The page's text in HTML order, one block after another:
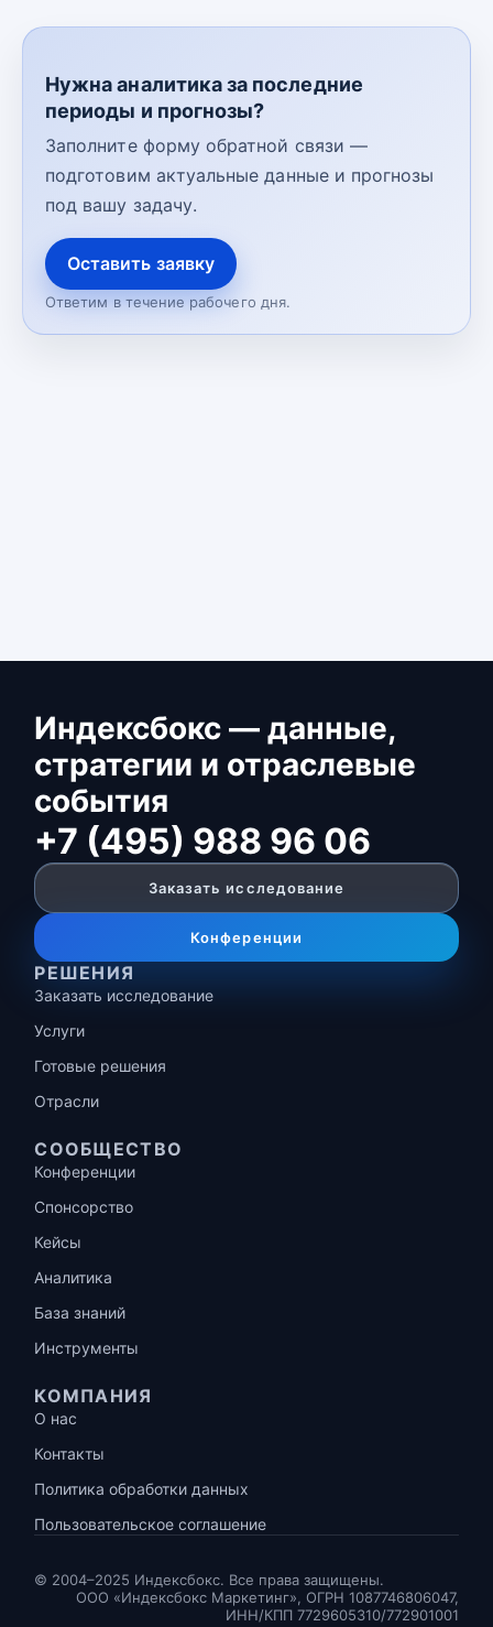
Нужна аналитика за последние
периоды и прогнозы?
Заполните форму обратной связи —
подготовим актуальные данные и прогнозы
под вашу задачу.
Оставить заявку
Ответим в течение рабочего дня.
Индексбокс — данные,
стратегии и отраслевые
события
+7 (495) 988 96 06
Заказать исследование
Конференции
РЕШЕНИЯ
Заказать исследование
Услуги
Готовые решения
Отрасли
СООБЩЕСТВО
Конференции
Спонсорство
Кейсы
Аналитика
База знаний
Инструменты
КОМПАНИЯ
О нас
Контакты
Политика обработки данных
Пользовательское соглашение
© 2004–2025 Индексбокс. Все права защищены.
ООО «Индексбокс Маркетинг», ОГРН 1087746806047,
ИНН/КПП 7729605310/772901001